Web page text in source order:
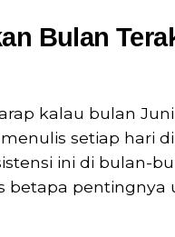
Bulan
kalau bulan
setiap hari
ini di bulan-
betapa pentingnya